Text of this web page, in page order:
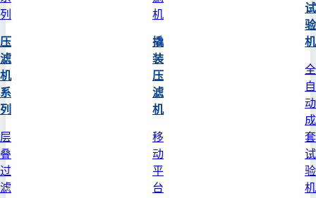
压
滤
机
系
列
层
叠
过
滤
撬
装
压
滤
机
移
动
平
台
试
验
机
全
自
动
成
套
试
验
机